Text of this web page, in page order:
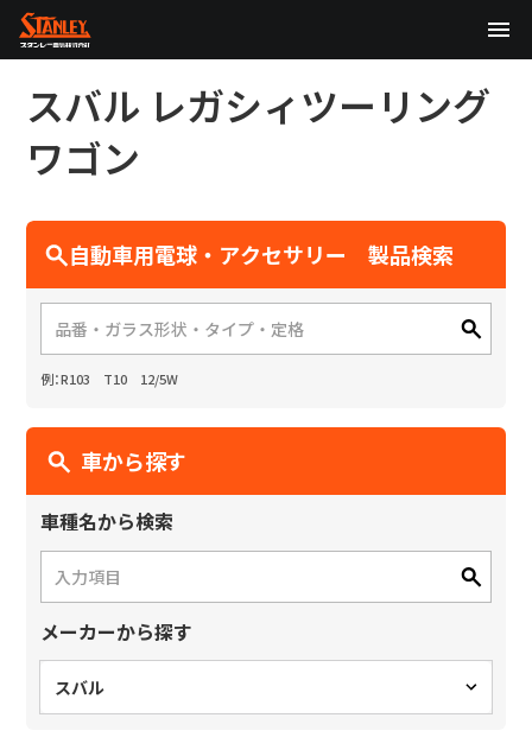
日本語 English 中文
サイト内検索
TOP
企業情報
テクノロジー
サステナビリティ
株主・投資家情報
ニュース
スバル レガシィツーリング
ワゴン
自動車用電球・アクセサリー 製品検索
例：R103 T10 12/5W
車から探す
車種名から検索
メーカーから探す
スバル